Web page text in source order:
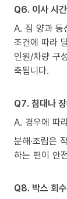
Q6. 이사 시
A. 짐 양과 동
조건에 따라
인원/차량 구
축됩니다.
Q7. 침대나
A. 경우에 따
분해·조립은
하는 편이 안
Q8. 박스 회